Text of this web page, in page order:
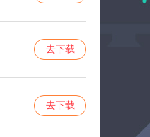
去下载
去下载